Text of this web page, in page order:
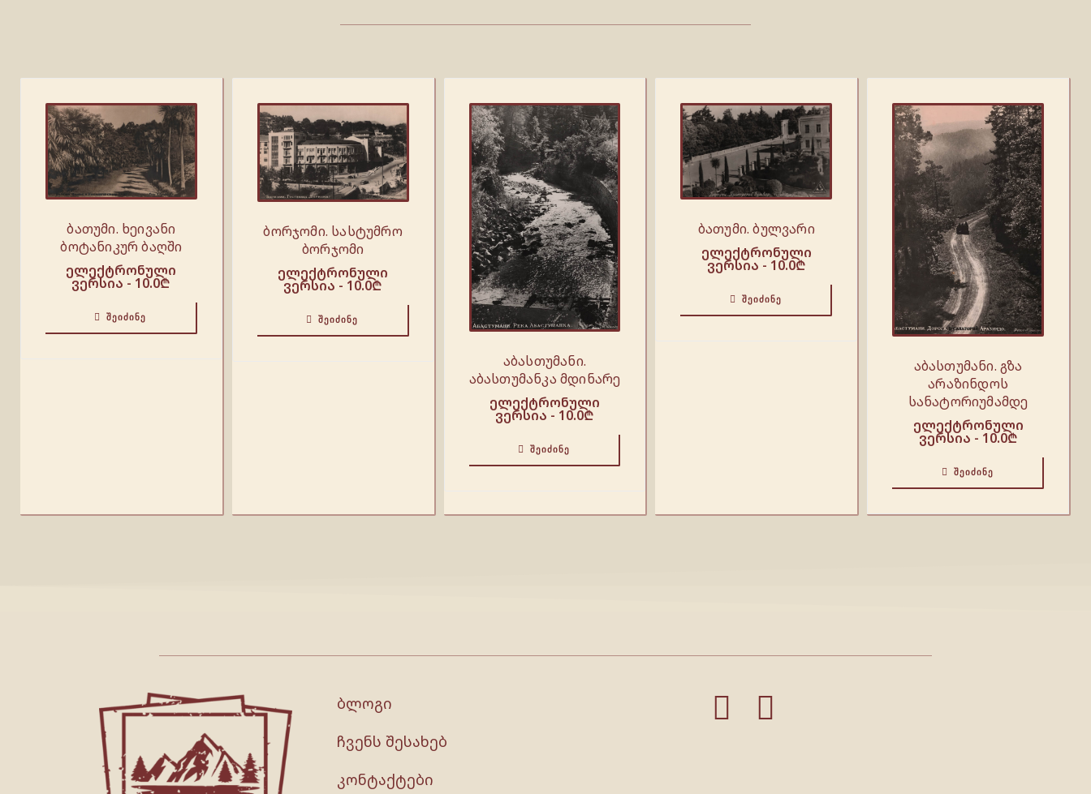
ბათუმი. ხეივანი
ბოტანიკურ ბაღში
ელექტრონული
ვერსია - 10.0₾
ᲨᲔᲘᲫᲘᲜᲔ
ბორჯომი. სასტუმრო
ბორჯომი
ელექტრონული
ვერსია - 10.0₾
ᲨᲔᲘᲫᲘᲜᲔ
აბასთუმანი.
აბასთუმანკა მდინარე
ელექტრონული
ვერსია - 10.0₾
ᲨᲔᲘᲫᲘᲜᲔ
ბათუმი. ბულვარი
ელექტრონული
ვერსია - 10.0₾
ᲨᲔᲘᲫᲘᲜᲔ
აბასთუმანი. გზა
არაზინდოს
სანატორიუმამდე
ელექტრონული
ვერსია - 10.0₾
ᲨᲔᲘᲫᲘᲜᲔ
ბლოგი
ჩვენს შესახებ
კონტაქტები